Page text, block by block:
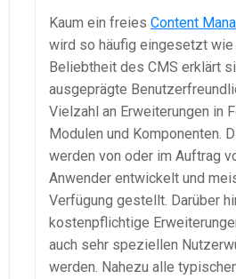
Kaum ein freies Content
wird so häufig eingesetzt wie
Beliebtheit des CMS erklärt
ausgeprägte
Vielzahl an Erweiterungen in
Modulen und Komponenten.
werden von oder im Auftrag
Anwender entwickelt und
Verfügung gestellt. Darüber
kostenpflichtige
auch sehr speziellen
werden. Nahezu alle